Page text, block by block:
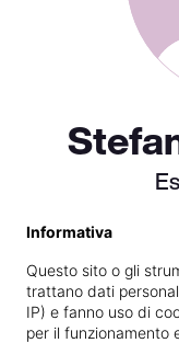
Vedi le
Informativa
Questo sito o gli
trattano dati
IP) e fanno uso di
per il funzionamento